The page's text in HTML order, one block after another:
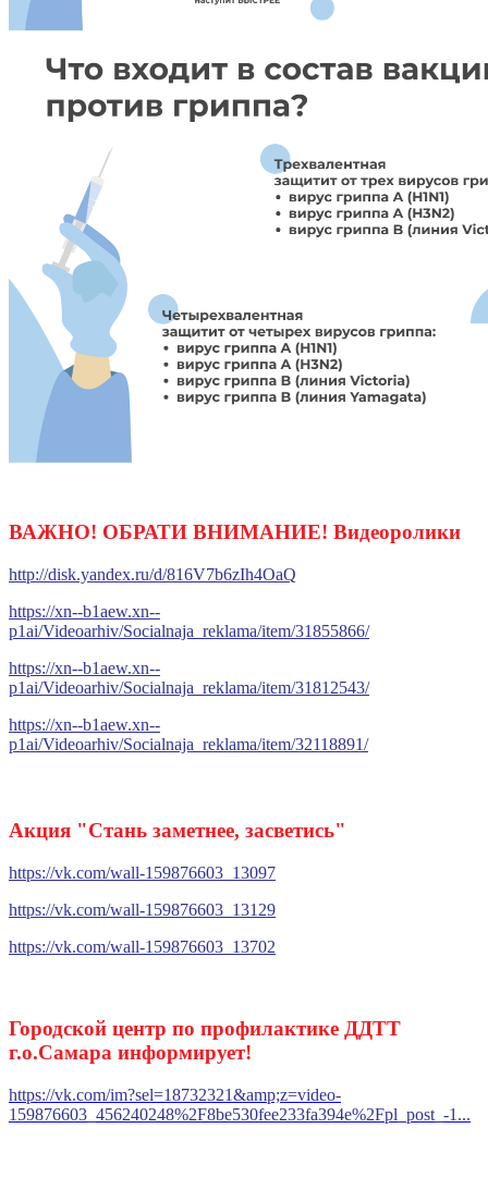
ВАЖНО! ОБРАТИ ВНИМАНИЕ! Видеоролики
http://disk.yandex.ru/d/816V7b6zIh4OaQ
https://xn--b1aew.xn--
p1ai/Videoarhiv/Socialnaja_reklama/item/31855866/
https://xn--b1aew.xn--
p1ai/Videoarhiv/Socialnaja_reklama/item/31812543/
https://xn--b1aew.xn--
p1ai/Videoarhiv/Socialnaja_reklama/item/32118891/
Акция "Стань заметнее, засветиcь"
https://vk.com/wall-159876603_13097
https://vk.com/wall-159876603_13129
https://vk.com/wall-159876603_13702
Городской центр по профилактике ДДТТ
г.о.Самара информирует!
https://vk.com/im?sel=18732321&amp;z=video-
159876603_456240248%2F8be530fee233fa394e%2Fpl_post_-1...